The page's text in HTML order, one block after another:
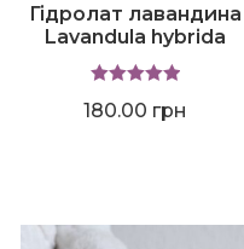
Гідролат лавандина
Lavandula hybrida
з 5
180.00 грн